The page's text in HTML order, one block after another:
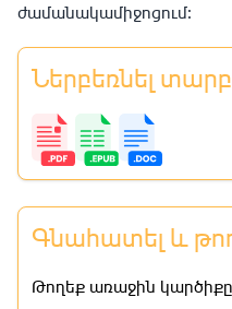
ժամանակամիջոցում։
Ներբեռնել
Գնահատել և
Թողեք առաջին կարծիքը